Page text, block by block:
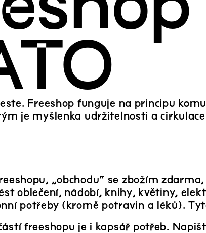
Freeshop funguje na principu
je myšlenka udržitelnosti a
„obchodu“ se zbožím
oblečení, nádobí, knihy, květiny,
potřeby (kromě potravin a léků).
freeshopu je i kapsář potřeb.